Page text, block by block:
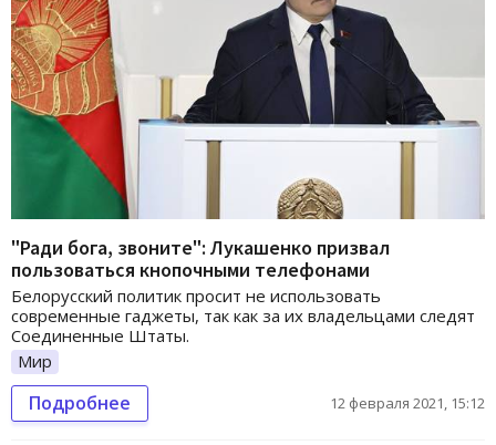
"Ради бога, звоните": Лукашенко призвал
пользоваться кнопочными телефонами
Белорусский политик просит не использовать
современные гаджеты, так как за их владельцами следят
Соединенные Штаты.
Мир
Подробнее 12 февраля 2021, 15:12